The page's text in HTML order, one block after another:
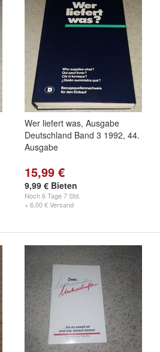
Wer liefert was, Ausgabe
Deutschland Band 3 1992, 44.
Ausgabe
15,99 €
9,99 € Bieten
Noch6 Tage 7 Std.
+ 6,00 € Versand